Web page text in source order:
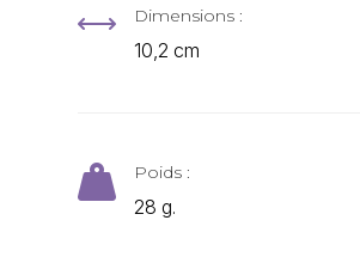
, Dimensions :
10,2 cm
 Poids :
28 g.